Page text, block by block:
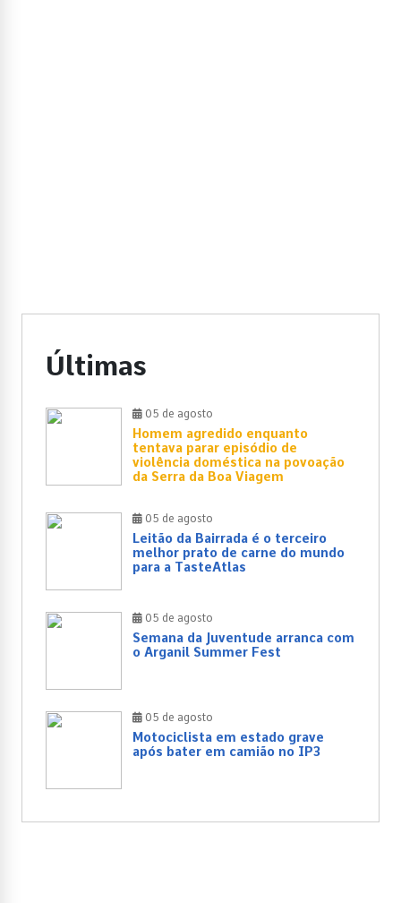
Últimas
05 de agosto
Homem agredido enquanto
tentava parar episódio de
violência doméstica na povoação
da Serra da Boa Viagem
05 de agosto
Leitão da Bairrada é o terceiro
melhor prato de carne do mundo
para a TasteAtlas
05 de agosto
Semana da Juventude arranca com
o Arganil Summer Fest
05 de agosto
Motociclista em estado grave
após bater em camião no IP3